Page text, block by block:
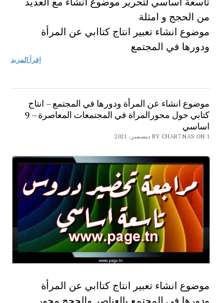
من الحجج و امثلة
موضوع انشاء تعبير انتاج كتاابي عن المرأة
ودورها في المجتمع
إقرأ المزيد
موضوع انشاء عن المرأة ودورها في المجتمع – انتاج
كتابي حول محورالمراة في المجتمعات المعاصرة – 9
اساسي
BY CHAR7 NAS ON 1 ديسمبر، 2021
موضوع انشاء تعبير انتاج كتاابي عن المرأة
ودورها في المجتمع بالعناصر والحجج محور